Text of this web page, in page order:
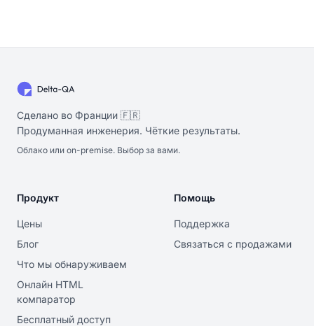
Сделано во Франции 🇫🇷
Продуманная инженерия. Чёткие результаты.
Облако или on-premise. Выбор за вами.
Продукт
Цены
Блог
Что мы обнаруживаем
Онлайн HTML
компаратор
Бесплатный доступ
Помощь
Поддержка
Связаться с продажами